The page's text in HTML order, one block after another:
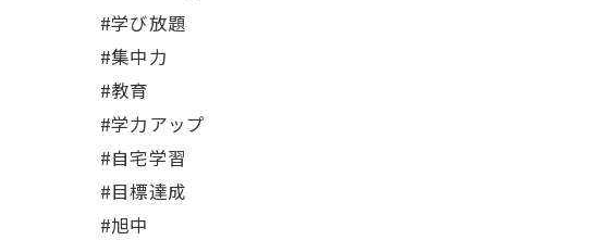
#学び放題
#集中力
#教育
#学力アップ
#自宅学習
#目標達成
#旭中